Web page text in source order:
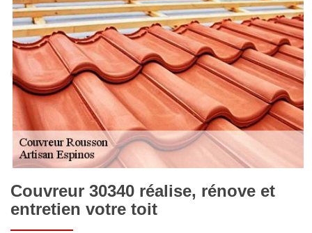
Couvreur 30340 réalise, rénove et
entretien votre toit